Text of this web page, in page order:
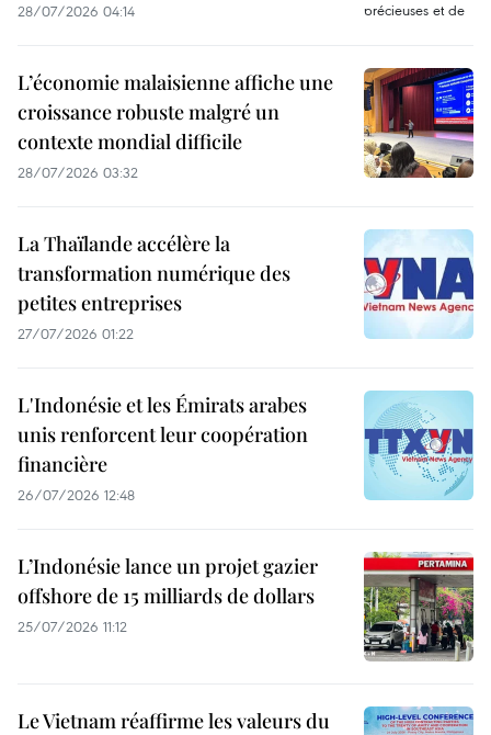
28/07/2026 04:14
L’économie malaisienne affiche une
croissance robuste malgré un
contexte mondial difficile
28/07/2026 03:32
La Thaïlande accélère la
transformation numérique des
petites entreprises
27/07/2026 01:22
L'Indonésie et les Émirats arabes
unis renforcent leur coopération
financière
26/07/2026 12:48
L’Indonésie lance un projet gazier
offshore de 15 milliards de dollars
25/07/2026 11:12
Le Vietnam réaffirme les valeurs du